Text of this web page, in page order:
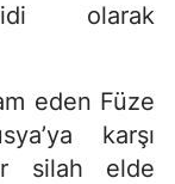
olarak
eden Füze
karşı
silah elde